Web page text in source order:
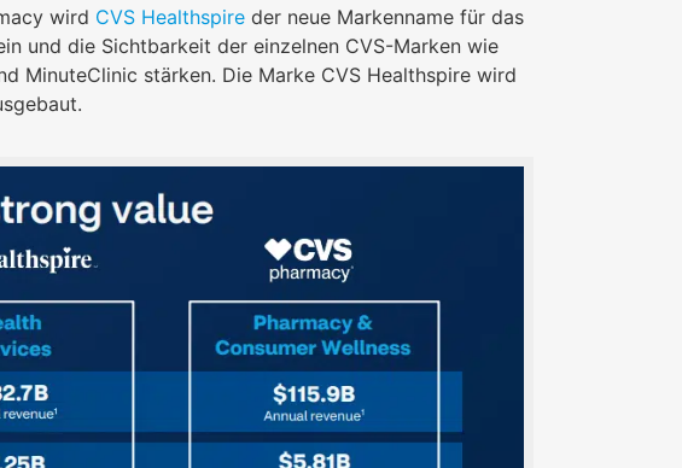
wird CVS Healthspireder neue Markenname für das
und die Sichtbarkeit der einzelnen CVS-Marken wie
MinuteClinic stärken. Die Marke CVS Healthspire wird